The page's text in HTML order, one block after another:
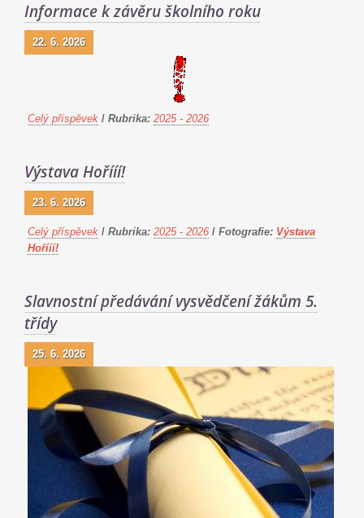
Informace k závěru školního roku
22. 6. 2026
Celý příspěvek / Rubrika: 2025 - 2026
Výstava Hořííí!
23. 6. 2026
Celý příspěvek / Rubrika: 2025 - 2026 / Fotografie: Výstava
Hořííí!
Slavnostní předávání vysvědčení žákům 5.
třídy
25. 6. 2026